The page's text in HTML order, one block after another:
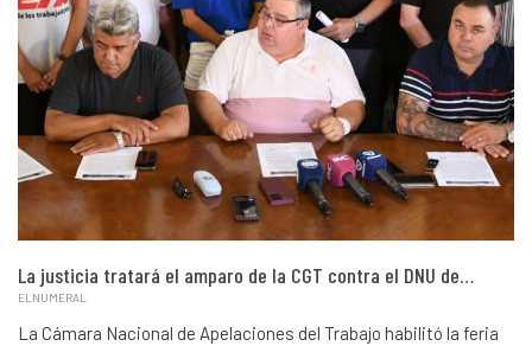
La justicia tratará el amparo de la CGT contra el DNU de…
ELNUMERAL
La Cámara Nacional de Apelaciones del Trabajo habilitó la feria